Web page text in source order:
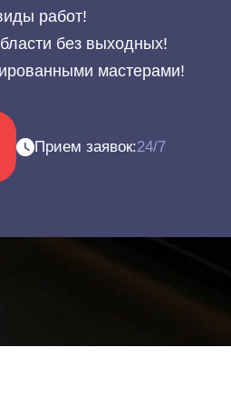
работ!
без выходных!
мастерами!
Прием заявок:24/7